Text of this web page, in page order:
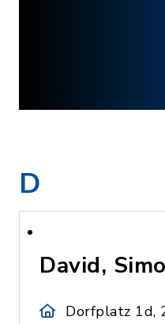
D
David,
Dorfplatz 1d,